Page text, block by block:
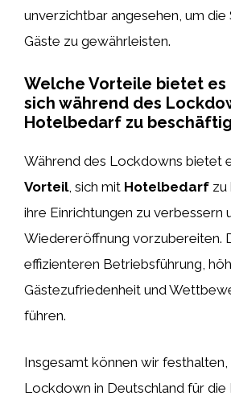
unverzichtbar angesehen, um
Gäste zu gewährleisten.
Welche Vorteile bietet es
sich während des
Hotelbedarf zu
Während des Lockdowns bietet
Vorteil, sich mit Hotelbedarf zu
ihre Einrichtungen zu verbessern
Wiedereröffnung vorzubereiten.
effizienteren Betriebsführung,
Gästezufriedenheit und
führen.
Insgesamt können wir
Lockdown in Deutschland für